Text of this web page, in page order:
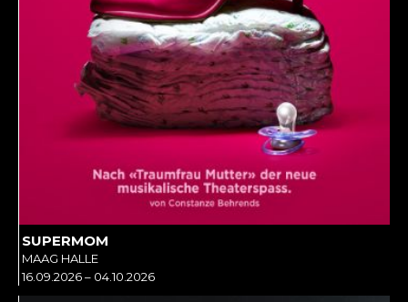
SUPERMOM
MAAG HALLE
16.09.2026 – 04.10.2026